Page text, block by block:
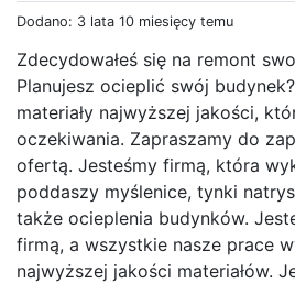
Dodano: 3 lata 10 miesięcy temu
Zdecydowałeś się na remont
Planujesz ocieplić swój
materiały najwyższej jakości,
oczekiwania. Zapraszamy do
ofertą. Jesteśmy firmą, która
poddaszy myślenice, tynki
także ocieplenia budynków.
firmą, a wszystkie nasze prace
najwyższej jakości materiałów.